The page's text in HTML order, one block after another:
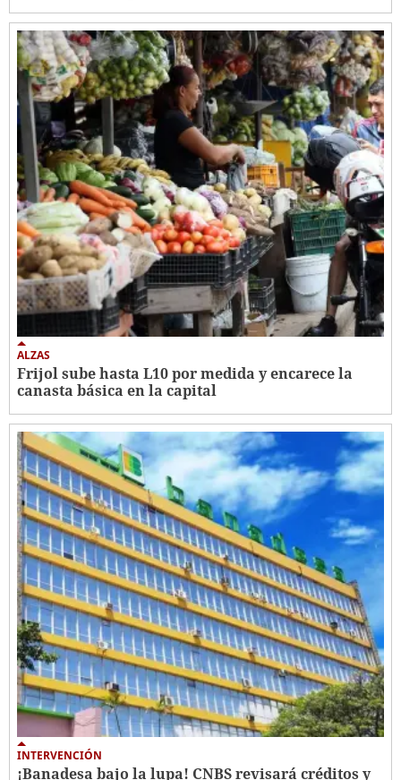
ALZAS
Frijol sube hasta L10 por medida y encarece la
canasta básica en la capital
INTERVENCIÓN
¡Banadesa bajo la lupa! CNBS revisará créditos y